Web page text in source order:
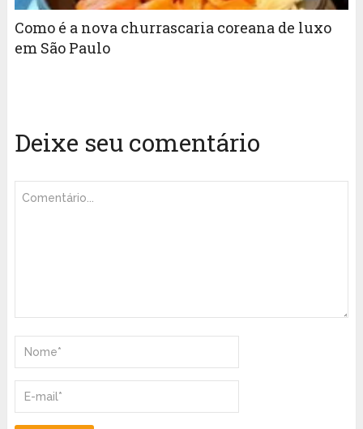
Como é a nova churrascaria coreana de luxo
em São Paulo
Deixe seu comentário